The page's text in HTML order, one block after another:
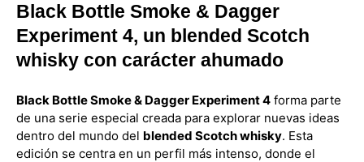
Black Bottle Smoke & Dagger
Experiment 4, un blended Scotch
whisky con carácter ahumado
Black Bottle Smoke & Dagger Experiment 4 forma parte
de una serie especial creada para explorar nuevas ideas
dentro del mundo del blended Scotch whisky. Esta
edición se centra en un perfil más intenso, donde el